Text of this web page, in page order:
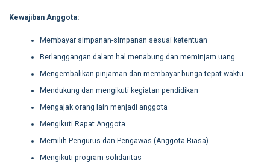
Kewajiban Anggota:
Membayar simpanan-simpanan sesuai ketentuan
Berlanggangan dalam hal menabung dan meminjam uang
Mengembalikan pinjaman dan membayar bunga tepat waktu
Mendukung dan mengikuti kegiatan pendidikan
Mengajak orang lain menjadi anggota
Mengikuti Rapat Anggota
Memilih Pengurus dan Pengawas (Anggota Biasa)
Mengikuti program solidaritas